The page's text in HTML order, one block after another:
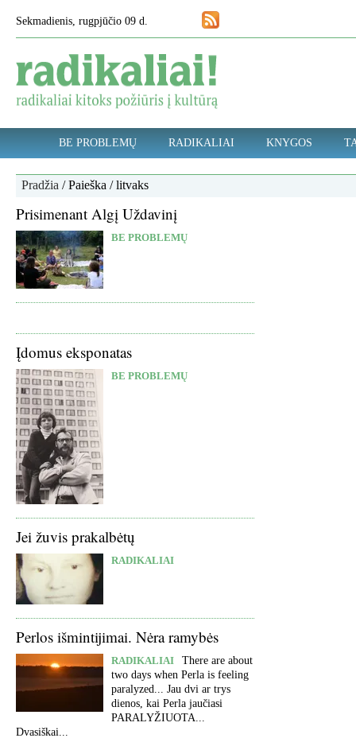
Sekmadienis, rugpjūčio 09 d.
BE PROBLEMŲ RADIKALIAI KNYGOS
Pradžia / Paieška / litvaks
Prisimenant Algį Uždavinį
BE PROBLEMŲ
Įdomus eksponatas
BE PROBLEMŲ
Jei žuvis prakalbėtų
RADIKALIAI
Perlos išmintijimai. Nėra ramybės
RADIKALIAI
There are about
two days when Perla is feeling
paralyzed... Jau dvi ar trys
dienos, kai Perla jaučiasi
PARALYŽIUOTA...
Dvasiškai...